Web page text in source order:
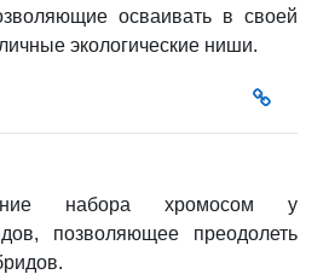
осваивать в своей
экологические ниши.
набора хромосом у
позволяющее преодолеть